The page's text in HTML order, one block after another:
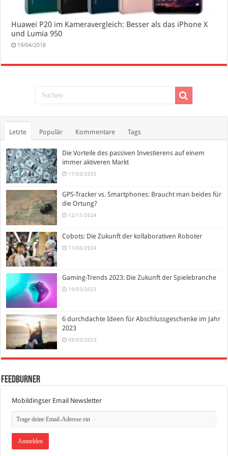
Huawei P20 im Kameravergleich: Besser als das iPhone X
und Lumia 950
19/04/2018
Letzte Populär Kommentare Tags
Die Vorteile des passiven Investierens auf einem
immer aktiveren Markt
17/03/2025
GPS-Tracker vs. Smartphones: Braucht man beides für
die Ortung?
12/11/2024
Cobots: Die Zukunft der kollaborativen Roboter
11/06/2024
Gaming-Trends 2023: Die Zukunft der Spielebranche
19/03/2023
6 durchdachte Ideen für Abschlussgeschenke im Jahr
2023
08/03/2023
FeedBurner
Mobildingser Email Newsletter